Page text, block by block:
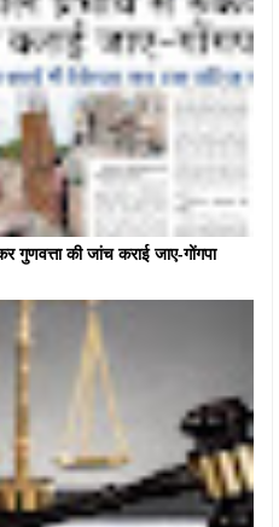
गुणवत्ता की जांच कराई जाए-गोंगपा